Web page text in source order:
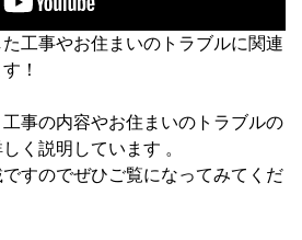
工事やお住まいのトラブルに関連
！
事の内容やお住まいのトラブルの
く説明しています 。
すのでぜひご覧になってみてくだ